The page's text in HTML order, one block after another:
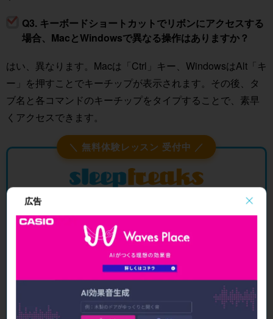
広告
Q3. キーボードショートカットでリボンにアクセスする
場合、MacとWindowsで異なる操作はありますか？
はい、異なります。Macは「Ctrl」キー、WindowsはAlt「キ
ー」を押すことでキーチップが表示されます。その後、タ
ブ名と各コマンドのキーチップをタイプすることで、素早
くアクセスできます。
＼ 無料体験レッスン 受付中 ／
オンラインDTMレッスン専門 ／ 2009年から17年
この記事の内容を、講師と一緒に
ませんか？